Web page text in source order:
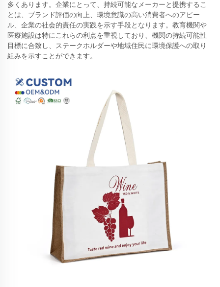
多くあります。企業にとって、持続可能なメーカーと提携するこ
とは、ブランド評価の向上、環境意識の高い消費者へのアピー
ル、企業の社会的責任の実践を示す手段となります。教育機関や
医療施設は特にこれらの利点を重視しており、機関の持続可能性
目標に合致し、ステークホルダーや地域住民に環境保護への取り
組みを示すことができます。